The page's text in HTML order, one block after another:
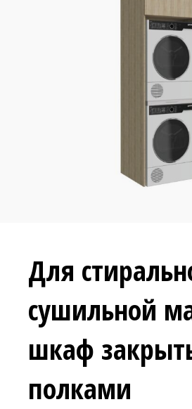
Для
сушильной
шкаф
полками